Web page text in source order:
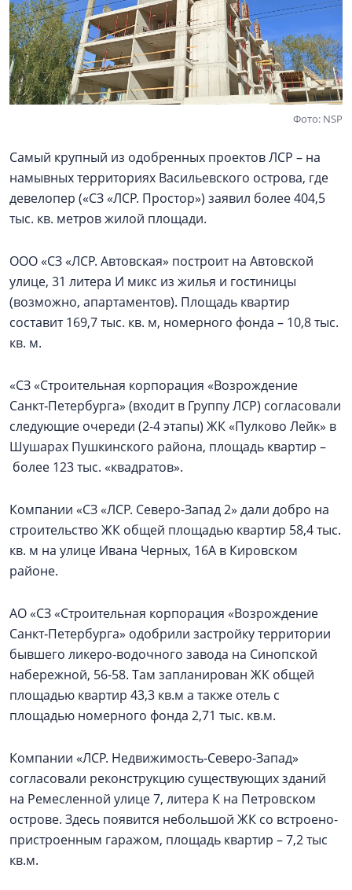
Фото: NSP
Самый крупный из одобренных проектов ЛСР – на
намывных территориях Васильевского острова, где
девелопер («СЗ «ЛСР. Простор») заявил более 404,5
тыс. кв. метров жилой площади.
ООО «СЗ «ЛСР. Автовская» построит на Автовской
улице, 31 литера И микс из жилья и гостиницы
(возможно, апартаментов). Площадь квартир
составит 169,7 тыс. кв. м, номерного фонда – 10,8 тыс.
кв. м.
«СЗ «Строительная корпорация «Возрождение
Санкт‑Петербурга» (входит в Группу ЛСР) согласовали
следующие очереди (2-4 этапы) ЖК «Пулково Лейк» в
Шушарах Пушкинского района, площадь квартир –
более 123 тыс. «квадратов».
Компании «СЗ «ЛСР. Северо-Запад 2» дали добро на
строительство ЖК общей площадью квартир 58,4 тыс.
кв. м на улице Ивана Черных, 16А в Кировском
районе.
АО «СЗ «Строительная корпорация «Возрождение
Санкт‑Петербурга» одобрили застройку территории
бывшего ликеро-водочного завода на Синопской
набережной, 56-58. Там запланирован ЖК общей
площадью квартир 43,3 кв.м а также отель с
площадью номерного фонда 2,71 тыс. кв.м.
Компании «ЛСР. Недвижимость-Северо-Запад»
согласовали реконструкцию существующих зданий
на Ремесленной улице 7, литера К на Петровском
острове. Здесь появится небольшой ЖК со встроено-
пристроенным гаражом, площадь квартир – 7,2 тыс
кв.м.